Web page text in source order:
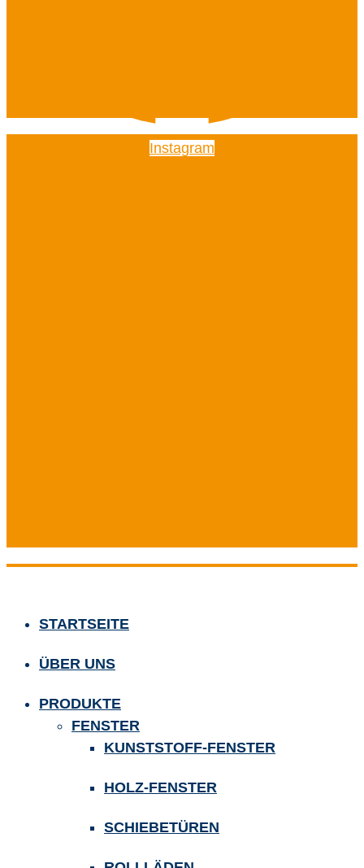
Instagram
STARTSEITE
ÜBER UNS
PRODUKTE
FENSTER
KUNSTSTOFF-FENSTER
HOLZ-FENSTER
SCHIEBETÜREN